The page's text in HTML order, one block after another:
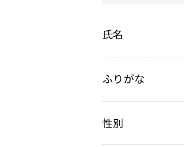
氏名
ふりがな
性別